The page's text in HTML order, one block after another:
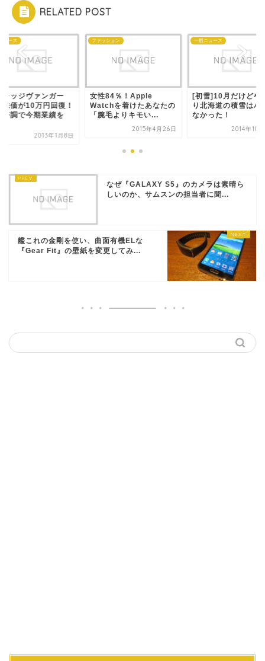
RELATED POST
ュース
レッジヴァンガー
株価が10万円回復！
好調で今期業績を
2013年1月8日
ファッション
女性84％！Apple
Watchを着けたあなたの
「腕毛よりキモい...
2015年4月26日
一般ニュース
[初雪]10月だけどや
り北海道の積雪はハ
なかった！
2014年10
なぜ『GALAXY S5』のカメラは素晴ら
しいのか、サムスンの担当者に聞...
艦これの金剛を使い、曲面有機ELな
『Gear Fit』の壁紙を変更してみ...